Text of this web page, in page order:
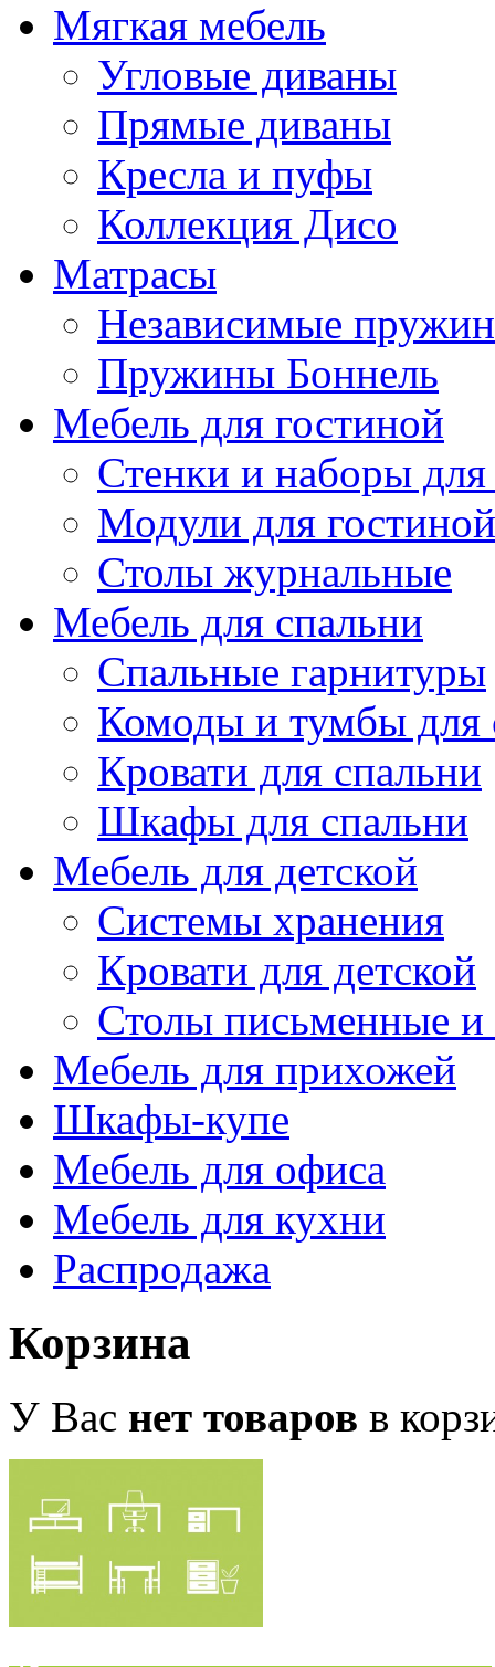
Мягкая мебель
Угловые диваны
Прямые диваны
Кресла и пуфы
Коллекция Дисо
Матрасы
Независимые
Пружины Боннель
Мебель для гостиной
Стенки и наборы для
Модули для гостиной
Столы журнальные
Мебель для спальни
Спальные гарнитуры
Комоды и тумбы для
Кровати для спальни
Шкафы для спальни
Мебель для детской
Системы хранения
Кровати для детской
Столы письменные
Мебель для прихожей
Шкафы-купе
Мебель для офиса
Мебель для кухни
Распродажа
Корзина
У Вас нет товаров в